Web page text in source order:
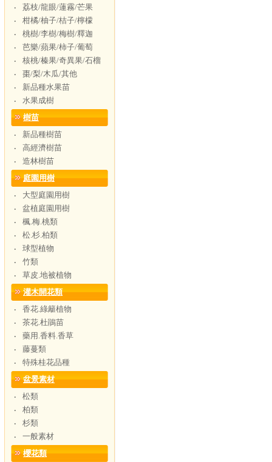
‧
荔枝/龍眼/蓮霧/芒果
‧
柑橘/柚子/桔子/檸檬
‧
桃樹/李樹/梅樹/釋迦
‧
芭樂/蘋果/柿子/葡萄
‧
核桃/榛果/奇異果/石榴
‧
棗/梨/木瓜/其他
‧
新品種水果苗
‧
水果成樹
樹苗
‧
新品種樹苗
‧
高經濟樹苗
‧
造林樹苗
庭園用樹
‧
大型庭園用樹
‧
盆植庭園用樹
‧
楓.梅.桃類
‧
松.杉.柏類
‧
球型植物
‧
竹類
‧
草皮.地被植物
灌木開花類
‧
香花.綠籬植物
‧
茶花.杜鵑苗
‧
藥用.香料.香草
‧
藤蔓類
‧
特殊桂花品種
盆景素材
‧
松類
‧
柏類
‧
杉類
‧
一般素材
櫻花類